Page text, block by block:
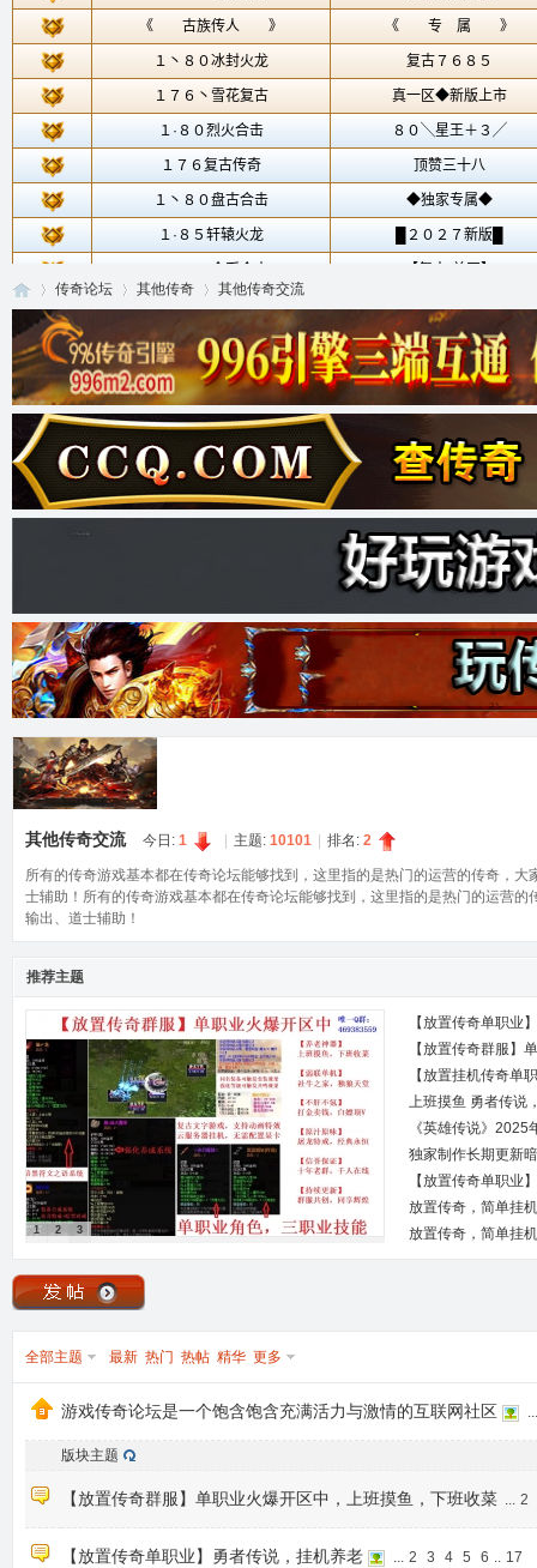
传
奇
»
传奇论坛
›
其他传奇 其他传奇交流
其他传奇交流 今日: 1 主题: 10101 排名: 2
所有的传奇游戏基本都在传奇论坛能够找到，这里指的是热门的运营的传奇，
士辅助！所有的传奇游戏基本都在传奇论坛能够找到，这里指的是热门的运营
输出、道士辅助！
推荐主题
1 2 3
【放置传奇单职业
【放置传奇群服】
【放置挂机传奇单
上班摸鱼 勇者传说
《英雄传说》
独家制作长期更新
世界！
【放置传奇单职业
放置传奇，简单挂
放置传奇，简单挂
全部主题 最新 热门 热帖 精华 更多
游戏传奇论坛是一个饱含饱含充满活力与激情的互联网社区 ...
版块主题
【放置传奇群服】单职业火爆开区中，上班摸鱼，下班收菜 ... 2
【放置传奇单职业】勇者传说，挂机养老 ... 2 3 4 5 6 .. 17